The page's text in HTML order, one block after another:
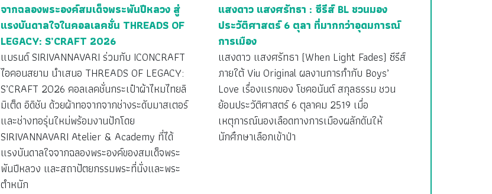
จากฉลองพระองค์สมเด็จพระพันปีหลวง สู่
แรงบันดาลใจในคอลเลคชั่น THREADS OF
LEGACY: S’CRAFT 2026
แบรนด์ SIRIVANNAVARI ร่วมกับ ICONCRAFT
ไอคอนสยาม นำเสนอ THREADS OF LEGACY:
S’CRAFT 2026 คอลเลคชั่นกระเป๋าผ้าไหมไทยลิ
มิเต็ด อิดิชัน ด้วยผ้าทอจากจากช่างระดับมาสเตอร์
และช่างทอรุ่นใหม่พร้อมงานปักโดย
SIRIVANNAVARI Atelier & Academy ที่ได้
แรงบันดาลใจจากฉลองพระองค์ของสมเด็จพระ
พันปีหลวง และสถาปัตยกรรมพระที่นั่งและพระ
ตำหนัก
แสงดาว แสงศรัทธา : ซีรีส์ BL ชวนมอง
ประวัติศาสตร์ 6 ตุลา ที่มากกว่าอุดมการณ์
การเมือง
แสงดาว แสงศรัทธา (When Light Fades) ซีรีส์
ภายใต้ Viu Original ผลงานการกำกับ Boys’
Love เรื่องแรกของ โชคอนันต์ สกุลธรรม ชวน
ย้อนประวัติศาสตร์ 6 ตุลาคม 2519 เมื่อ
เหตุการณ์นองเลือดทางการเมืองผลักดันให้
นักศึกษาเลือกเข้าป่า